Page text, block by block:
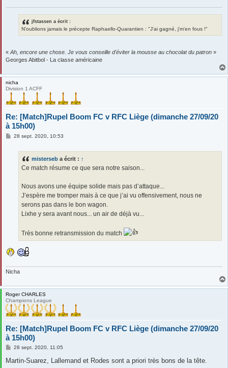
jfstassen a écrit :
N'oublions jamais le précepte Raphaello-Quarantien : "J'ai gagné, j'm'en fous !"
« Ah, encore une chose. Je vous conseille d'éviter la mousse au chocolat du patron »
Georges Abitbol - La classe américaine
nicha
Division 1 ACFF
Re: [Match]Rupel Boom FC v RFC Liège (dimanche 27/09/20
à 15h00)
M28 sept. 2020, 10:53
misterseb a écrit : ↑
Ce match résume ce que sera notre saison...
Nous avons une équipe solide mais pas d’attaque...
J’espère me tromper mais à ce que j’ai vu offensivement, nous ne
serons pas dans le bon wagon.
Lixhe y sera avant nous... un air de déjà vu...
Très bonne retransmission du match
Nicha
Roger CHARLES
Champions League
Re: [Match]Rupel Boom FC v RFC Liège (dimanche 27/09/20
à 15h00)
M
s
28 sept. 2020, 11:05
Martin-Suarez, Lallemand et Rodes sont a priori très bons de la tête.